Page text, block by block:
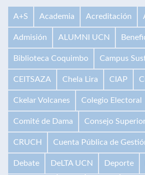
A+S Academia Acreditación
Admisión ALUMNI UCN
Biblioteca Coquimbo Campus
CEITSAZA Chela Lira CIAP
Ckelar Volcanes Colegio Electoral
Comité de Dama Consejo
CRUCH Cuenta Pública de
Debate DeLTA UCN Deporte